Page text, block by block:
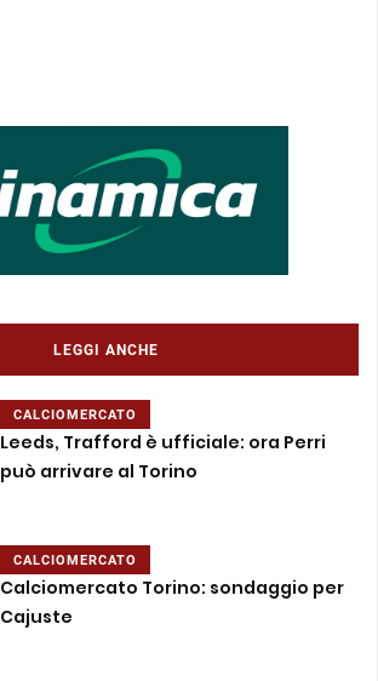
LEGGI ANCHE
CALCIOMERCATO
Leeds, Trafford è ufficiale: ora Perri
può arrivare al Torino
CALCIOMERCATO
Calciomercato Torino: sondaggio per
Cajuste